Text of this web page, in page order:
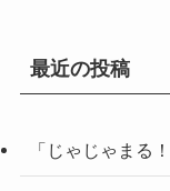
最近の投稿
「じゃじゃまる